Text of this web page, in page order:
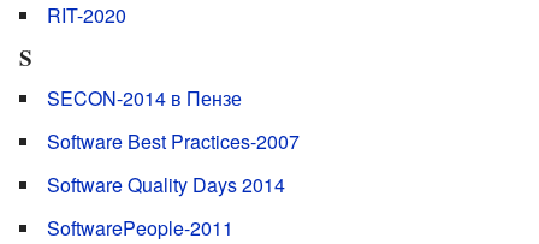
RIT-2020
S
SECON-2014 в Пензе
Software Best Practices-2007
Software Quality Days 2014
SoftwarePeople-2011